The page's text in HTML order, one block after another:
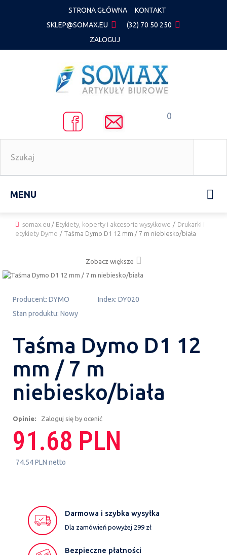
STRONA GŁÓWNA
KONTAKT
SKLEP@SOMAX.EU
(32) 70 50 250
ZALOGUJ
0
MENU
somax.eu / Etykiety, koperty i akcesoria wysyłkowe / Drukarki i
etykiety Dymo / Taśma Dymo D1 12 mm / 7 m niebiesko/biała
Zobacz większe
Producent: DYMO Index: DY020
Stan produktu: Nowy
Taśma Dymo D1 12
mm / 7 m
niebiesko/biała
Opinie: Zaloguj się by ocenić
91.68 PLN
74.54 PLN netto
Darmowa i szybka wysyłka
Dla zamówień powyżej 299 zł
Bezpieczne płatności